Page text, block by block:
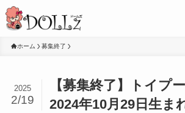
ホーム 募集終了
【募集終了】トイプ
2024年10月29日生ま
2025
2/19